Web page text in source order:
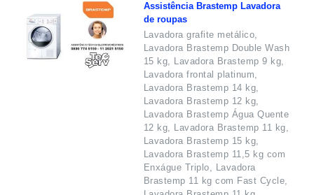
Assistência Brastemp Lavadora
de roupas
Lavadora grafite metálico,
Lavadora Brastemp Double Wash
15 kg, Lavadora Brastemp 9 kg,
Lavadora frontal platinum,
Lavadora Brastemp 14 kg,
Lavadora Brastemp 12 kg,
Lavadora Brastemp Água Quente
12 kg, Lavadora Brastemp 11 kg,
Lavadora Brastemp 15 kg,
Lavadora Brastemp 11,5 kg com
Enxágue Triplo, Lavadora
Brastemp 11 kg com Fast Cycle,